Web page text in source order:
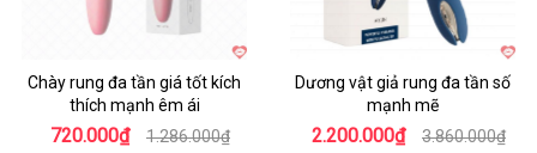
Chày rung đa tần giá tốt kích
thích mạnh êm ái
720.000₫ 1.286.000₫
Dương vật giả rung đa tần số
mạnh mẽ
2.200.000₫ 3.860.000₫